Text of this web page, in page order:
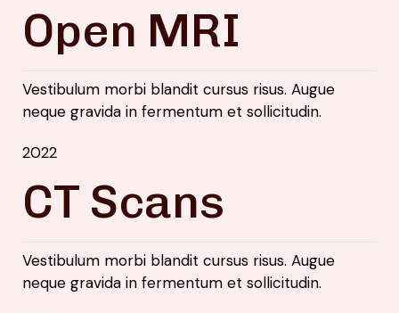
Open MRI
Vestibulum morbi blandit cursus risus. Augue
neque gravida in fermentum et sollicitudin.
2022
CT Scans
Vestibulum morbi blandit cursus risus. Augue
neque gravida in fermentum et sollicitudin.